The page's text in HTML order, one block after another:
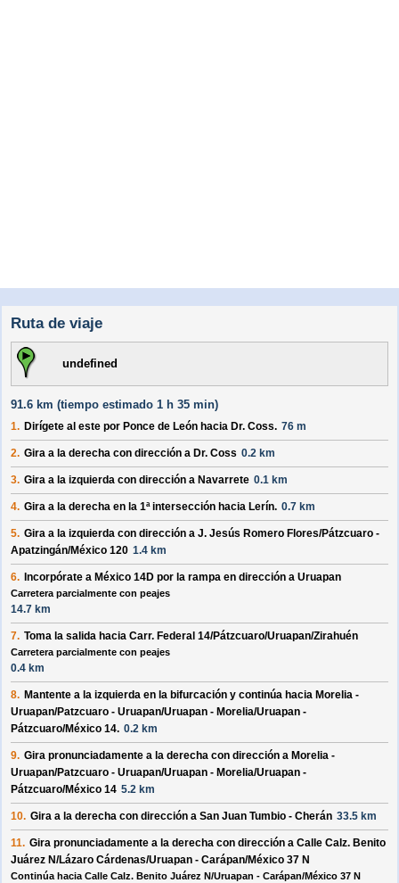
Ruta de viaje
undefined
91.6 km (tiempo estimado 1 h 35 min)
1. Dirígete al este por Ponce de León hacia Dr. Coss. 76 m
2. Gira a la derecha con dirección a Dr. Coss 0.2 km
3. Gira a la izquierda con dirección a Navarrete 0.1 km
4. Gira a la derecha en la 1ª intersección hacia Lerín. 0.7 km
5. Gira a la izquierda con dirección a J. Jesús Romero Flores/Pátzcuaro -
Apatzingán/México 120 1.4 km
6. Incorpórate a México 14D por la rampa en dirección a Uruapan
Carretera parcialmente con peajes
14.7 km
7. Toma la salida hacia Carr. Federal 14/Pátzcuaro/Uruapan/Zirahuén
Carretera parcialmente con peajes
0.4 km
8. Mantente a la izquierda en la bifurcación y continúa hacia Morelia -
Uruapan/Patzcuaro - Uruapan/Uruapan - Morelia/Uruapan -
Pátzcuaro/México 14. 0.2 km
9. Gira pronunciadamente a la derecha con dirección a Morelia -
Uruapan/Patzcuaro - Uruapan/Uruapan - Morelia/Uruapan -
Pátzcuaro/México 14 5.2 km
10. Gira a la derecha con dirección a San Juan Tumbio - Cherán 33.5 km
11. Gira pronunciadamente a la derecha con dirección a Calle Calz. Benito
Juárez N/Lázaro Cárdenas/Uruapan - Carápan/México 37 N
Continúa hacia Calle Calz. Benito Juárez N/Uruapan - Carápan/México 37 N